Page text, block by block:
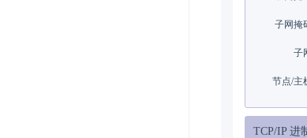
子网掩
子
节点/主
TCP/IP 进